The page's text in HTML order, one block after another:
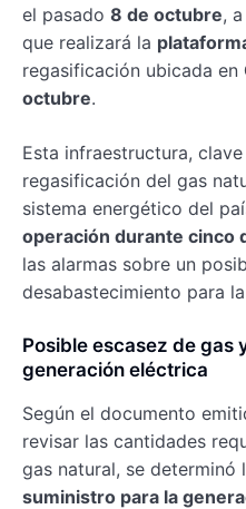
el pasado 8 de octubre,
que realizará la
regasificación ubicada en
octubre.
Esta infraestructura,
regasificación del gas
sistema energético del
operación durante cinco
las alarmas sobre un
desabastecimiento para
Posible escasez de gas
generación eléctrica
Según el documento
revisar las cantidades
gas natural, se determinó
suministro para la